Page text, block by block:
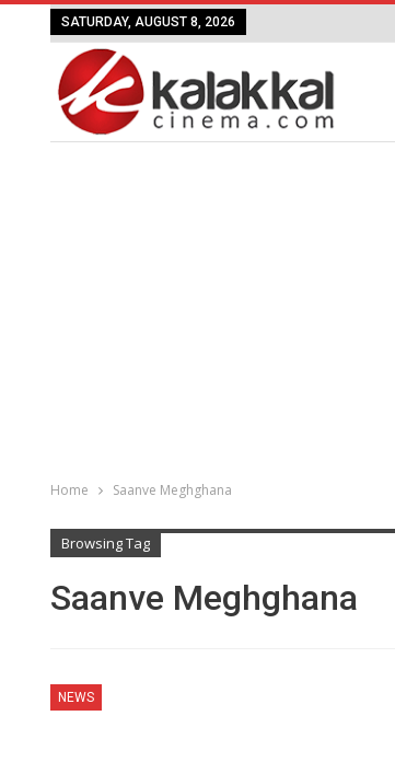
SATURDAY, AUGUST 8, 2026
Home Saanve Meghghana
Browsing Tag
Saanve Meghghana
NEWS